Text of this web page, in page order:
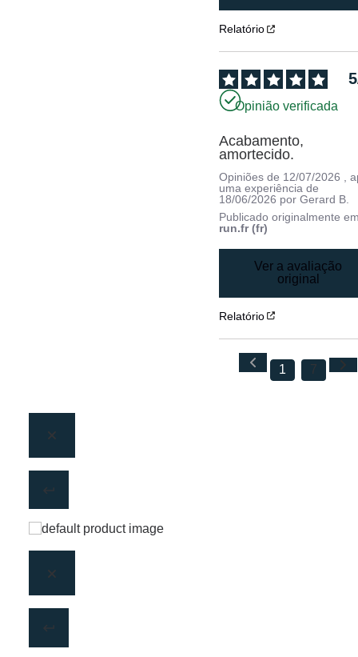
Relatório
5
Opinião verificada
Acabamento,
amortecido.
Opiniões de 12/07/2026
,
uma experiência de
18/06/2026 porGerard B.
Publicado originalmente
run.fr (fr)
Ver a avaliação
original
Relatório
1 7